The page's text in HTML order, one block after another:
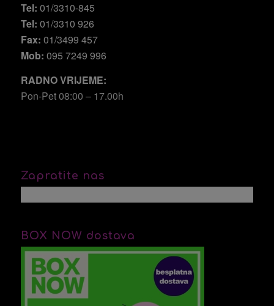
Tel: 01/3310-845
Tel: 01/3310 926
Fax: 01/3499 457
Mob: 095 7249 996
RADNO VRIJEME:
Pon-Pet 08:00 – 17.00h
Zapratite nas
BOX NOW dostava